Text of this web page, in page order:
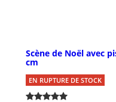
Scène de Noël avec
cm
EN RUPTURE DE STOCK